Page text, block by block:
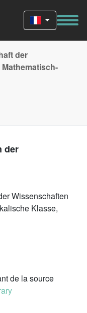
der
der
Wissenschaften
Klasse,
de la source